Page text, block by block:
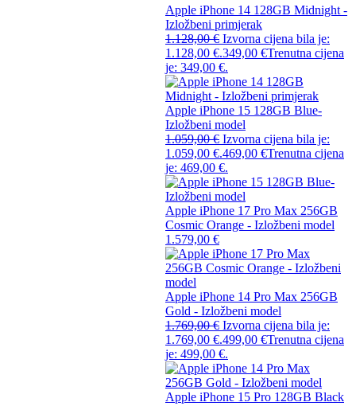
Apple iPhone 14 128GB Midnight -
Izložbeni primjerak
1.128,00€ Izvorna cijena bila je:
1.128,00 €.349,00 €Trenutna cijena
je: 349,00 €.
Apple iPhone 15 128GB Blue-
Izložbeni model
1.059,00€ Izvorna cijena bila je:
1.059,00 €.469,00 €Trenutna cijena
je: 469,00 €.
Apple iPhone 17 Pro Max 256GB
Cosmic Orange - Izložbeni model
1.579,00 €
Apple iPhone 14 Pro Max 256GB
Gold - Izložbeni model
1.769,00€ Izvorna cijena bila je:
1.769,00 €.499,00 €Trenutna cijena
je: 499,00 €.
Apple iPhone 15 Pro 128GB Black